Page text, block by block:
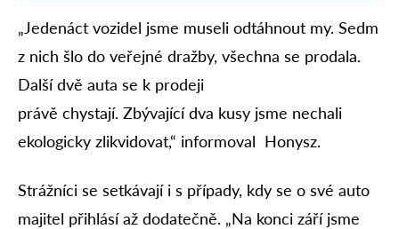
„Jedenáct vozidel jsme museli odtáhnout my. Sedm
z nich šlo do veřejné dražby, všechna se prodala.
Další dvě auta se k prodeji
právě chystají. Zbývající dva kusy jsme nechali
ekologicky zlikvidovat,“ informoval Honysz.
Strážníci se setkávají i s případy, kdy se o své auto
majitel přihlásí až dodatečně. „Na konci září jsme